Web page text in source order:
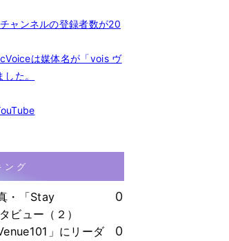
ャンネルの登録者数が20
は媒体名が「vois ヴ
た。
ング
・「Stay
ビュー（２）
0
」にリーダ
0